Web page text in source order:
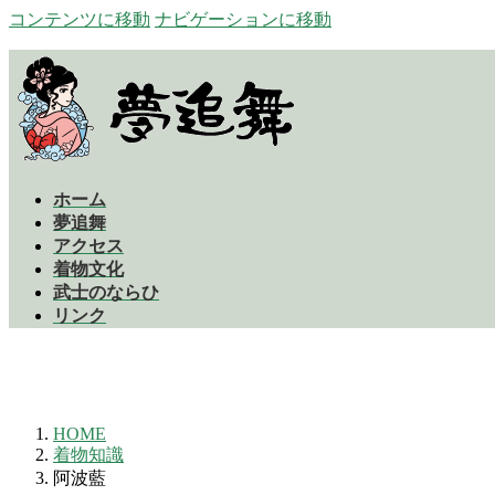
コンテンツに移動 ナビゲーションに移動
ホーム
夢追舞
アクセス
着物文化
武士のならひ
リンク
HOME
着物知識
阿波藍